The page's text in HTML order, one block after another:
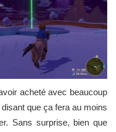
acheté avec beaucoup
que ça fera au moins
Sans surprise, bien que